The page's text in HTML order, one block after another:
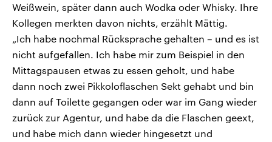
Weißwein, später dann auch Wodka oder Whisky. Ihre
Kollegen merkten davon nichts, erzählt Mättig.
„Ich habe nochmal Rücksprache gehalten – und es ist
nicht aufgefallen. Ich habe mir zum Beispiel in den
Mittagspausen etwas zu essen geholt, und habe
dann noch zwei Pikkoloflaschen Sekt gehabt und bin
dann auf Toilette gegangen oder war im Gang wieder
zurück zur Agentur, und habe da die Flaschen geext,
und habe mich dann wieder hingesetzt und